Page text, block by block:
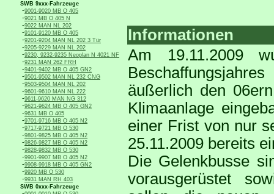
SWB 9xxx-Fahrzeuge
-9001-9020 MB O 405
-9021 MB O 405 N
-9022 MAN NL 202
-9101-9120 MB O 405
-9201-9204 MAN NL 202 3 Tür
-9205-9229 MAN NL 202
-9230, 9232-9235 Neoplan N 4021 NF
-9231 MAN 262 FRH
-9401-9402 MB O 405 GN2
-9501-9502 MAN NL 232 CNG
-9503-9504 MAN NL 202
-9601-9610 MAN NL 222
-9611-9620 MAN NG 312
-9621-9624 MB O 405 GN2
-9631 MB O 405
-9701-9716 MB O 405 N2
-9717-9721 MB O 530
-9801-9825 MB O 405 N2
-9826-9827 MB O 405 N2
-9828-9832 MB O 530
-9901-9907 MB O 405 N2
-9908-9918 MB O 405 GN2
-9920 MB O 530
-9931 MAN RH 403
SWB 0xxx-Fahrzeuge
Informationen
Am 19.11.2009
äußerlich den
Klimaanlage
einer Frist von nur
25.11.2009 bereits
Die Gelenkbusse
vorausgerüstet